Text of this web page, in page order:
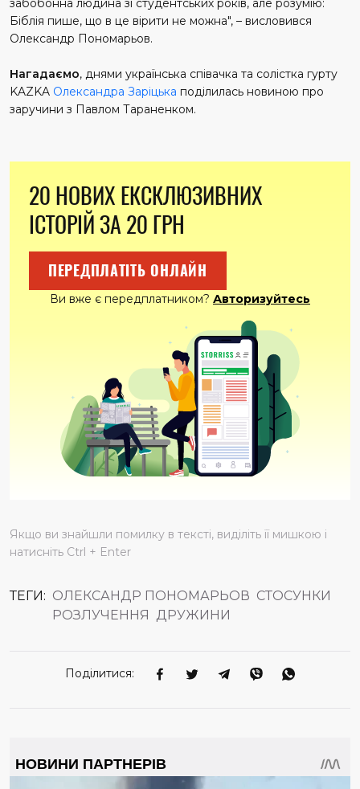
забобонна людина зі студентських років, але розумію:
Біблія пише, що в це вірити не можна", – висловився
Олександр Пономарьов.
Нагадаємо, днями українська співачка та солістка гурту
KAZKA Олександра Заріцька поділилась новиною про
заручини з Павлом Тараненком.
20 НОВИХ ЕКСКЛЮЗИВНИХ
ІСТОРІЙ ЗА 20 ГРН
ПЕРЕДПЛАТІТЬ ОНЛАЙН
Ви вже є передплатником? Авторизуйтесь
Якщо ви знайшли помилку в тексті, виділіть її мишкою і
натисніть Ctrl + Enter
ТЕГИ: ОЛЕКСАНДР ПОНОМАРЬОВ СТОСУНКИ
РОЗЛУЧЕННЯ
ДРУЖИНИ
Поділитися: